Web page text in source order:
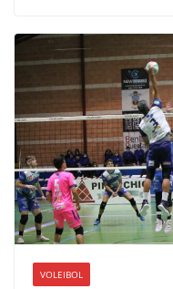
VOLEIBOL